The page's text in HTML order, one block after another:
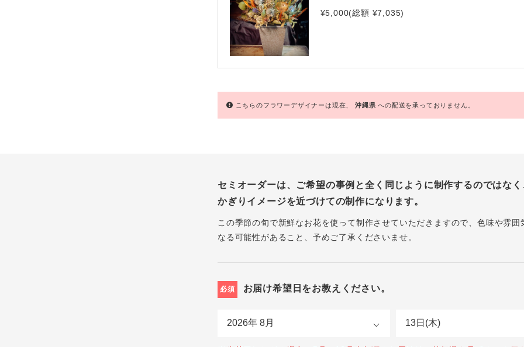
¥5,000(総額 ¥7,035)
こちらのフラワーデザイナーは現在、沖縄県への配送を承っておりません。
セミオーダーは、ご希望の事例と全く同じように制作するのではな
かぎりイメージを近づけての制作になります。
この季節の旬で新鮮なお花を使って制作させていただきますので、色味や雰囲
なる可能性があること、予めご了承くださいませ。
必須 お届け希望日をお教えください。